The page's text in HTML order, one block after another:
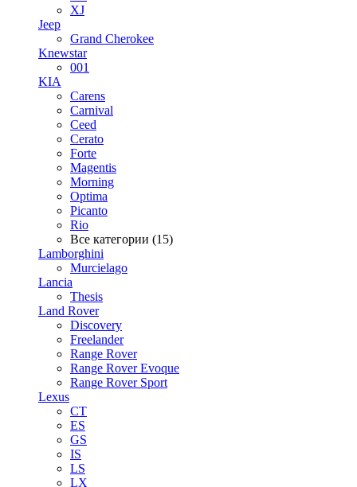
XJ
Jeep
Grand Cherokee
Knewstar
001
KIA
Carens
Carnival
Ceed
Cerato
Forte
Magentis
Morning
Optima
Picanto
Rio
Все категории (15)
Lamborghini
Murcielago
Lancia
Thesis
Land Rover
Discovery
Freelander
Range Rover
Range Rover Evoque
Range Rover Sport
Lexus
CT
ES
GS
IS
LS
LX